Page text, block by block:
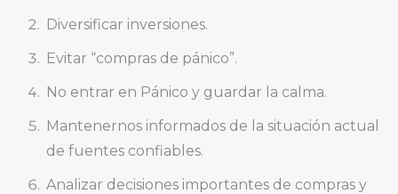
Diversificar inversiones.
Evitar “compras de pánico”.
No entrar en Pánico y guardar la calma.
Mantenernos informados de la situación actual
de fuentes confiables.
Analizar decisiones importantes de compras y